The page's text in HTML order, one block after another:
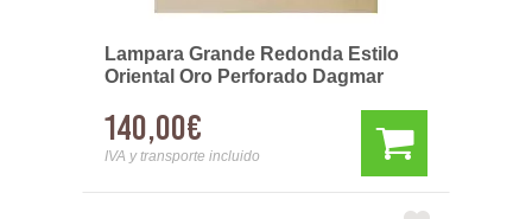
Lampara Grande Redonda Estilo
Oriental Oro Perforado Dagmar
140,00€
IVA y transporte incluido